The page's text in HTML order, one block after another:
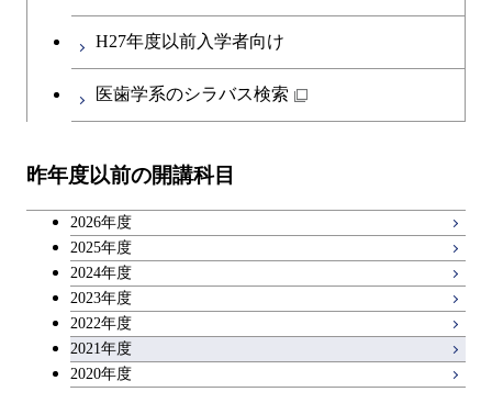
都市・環境学コース
エンジニアリングデザイン
コース
都市・環境学コース
地球環境共創コース
エネルギーコース
エンジニアリングデザイン
社会・人間科学系
社会・人間科学コース
イノベーション科学系
イノベーション科学コース
技術経営専門職学位課程
開閉
技術経営専門職学位課程
専門科目
第二外国語科目
キャリア科目
H27年度以前入学者向け
医歯学系のシラバス検索
昨年度以前の開講科目
2026年度
2025年度
2024年度
2023年度
2022年度
2021年度
2020年度